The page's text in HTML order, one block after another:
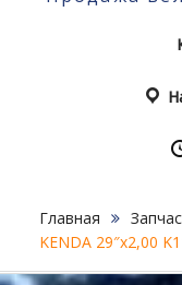
Главная
KENDA 29″х2,00